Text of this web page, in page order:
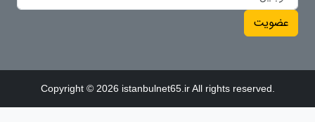
عضویت
Copyright © 2026 istanbulnet65.ir All rights reserved.